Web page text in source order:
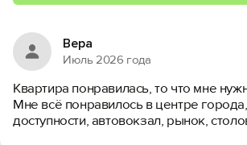
Вера
Июль 2026 года
Квартира понравилась, то что мне
Мне всё понравилось в центре
доступности, автовокзал, рынок,